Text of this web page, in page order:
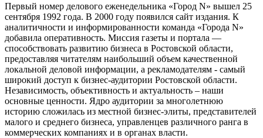
Первый номер делового еженедельника «Город N» вышел 25
сентября 1992 года. В 2000 году появился сайт издания. К
аналитичности и информированности команда «Города N»
добавила оперативность. Миссия газеты и портала —
способствовать развитию бизнеса в Ростовской области,
предоставляя читателям наибольший объем качественной
локальной деловой информации, а рекламодателям - самый
широкий доступ к бизнес-аудитории Ростовской области.
Независимость, объективность и актуальность – наши
основные ценности. Ядро аудитории за многолетнюю
историю сложилась из местной бизнес-элиты, представителей
малого и среднего бизнеса, управленцев различного ранга в
коммерческих компаниях и в органах власти.